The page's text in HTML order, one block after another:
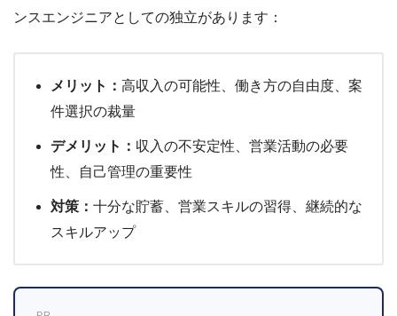
ンスエンジニアとしての独立があります：
メリット： 高収入の可能性、働き方の自由度、案
件選択の裁量
デメリット： 収入の不安定性、営業活動の必要
性、自己管理の重要性
対策： 十分な貯蓄、営業スキルの習得、継続的な
スキルアップ